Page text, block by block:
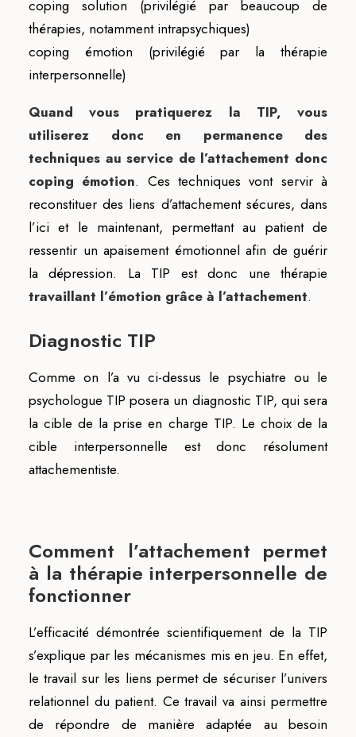
coping solution (privilégié par beaucoup de
thérapies, notamment intrapsychiques)
coping émotion (privilégié par la thérapie
interpersonnelle)
Quand vous pratiquerez la TIP, vous
utiliserez donc en permanence des
techniques au service de l’attachement donc
coping émotion. Ces techniques vont servir à
reconstituer des liens d’attachement sécures, dans
l’ici et le maintenant, permettant au patient de
ressentir un apaisement émotionnel afin de guérir
la dépression. La TIP est donc une thérapie
travaillant l’émotion grâce à l’attachement.
Diagnostic TIP
Comme on l’a vu ci-dessus le psychiatre ou le
psychologue TIP posera un diagnostic TIP, qui sera
la cible de la prise en charge TIP. Le choix de la
cible interpersonnelle est donc résolument
attachementiste.
Comment l’attachement permet
à la thérapie interpersonnelle de
fonctionner
L’efficacité démontrée scientifiquement de la TIP
s’explique par les mécanismes mis en jeu. En effet,
le travail sur les liens permet de sécuriser l’univers
relationnel du patient. Ce travail va ainsi permettre
de répondre de manière adaptée au besoin